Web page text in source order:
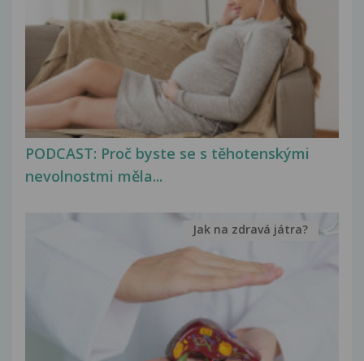
PODCAST: Proč byste se s těhotenskými
nevolnostmi měla...
Jak na zdravá játra?